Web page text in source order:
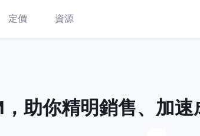
定價 資源
助你精明銷售、加速